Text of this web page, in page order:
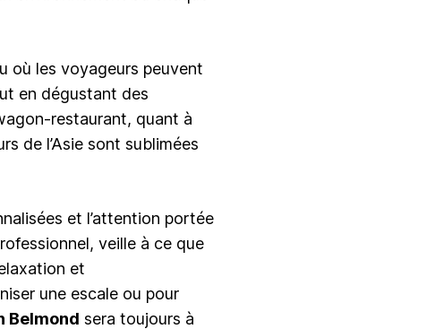
où les voyageurs peuvent
en dégustant des
restaurant, quant à
de l’Asie sont sublimées
et l’attention portée
veille à ce que
et
une escale ou pour
Belmond sera toujours à